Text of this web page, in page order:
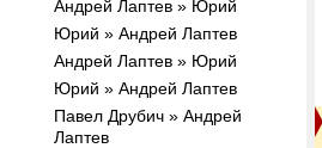
Андрей Лаптев » Юрий
Юрий » Андрей Лаптев
Андрей Лаптев » Юрий
Юрий » Андрей Лаптев
Павел Друбич » Андрей
Лаптев